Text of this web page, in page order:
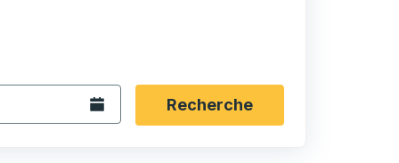
pour accéder à la ville d'origine souhaitée, puis
de localisation, puis utilisez les touches fléchées
Ouvrez le calendrier.Recherche